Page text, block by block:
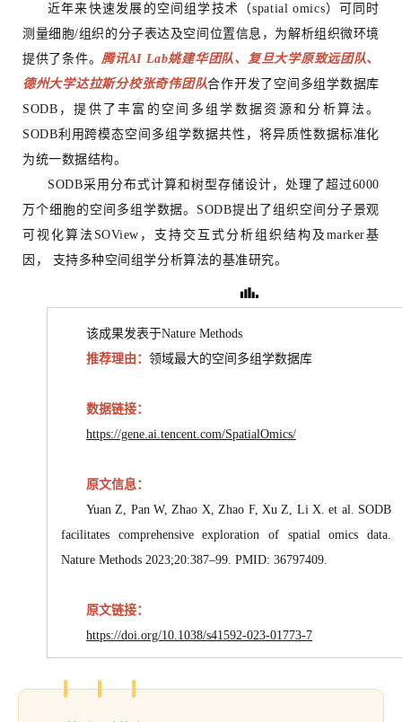
近年来快速发展的空间组学技术（spatial omics）可同时
测量细胞/组织的分子表达及空间位置信息，为解析组织微环境
提供了条件。 腾讯AI Lab姚建华团队、复旦大学原致远团队、
德州大学达拉斯分校张奇伟团队合作开发了空间多组学数据库
SODB，提供了丰富的空间多组学数据资源和分析算法。
SODB利用跨模态空间多组学数据共性，将异质性数据标准化
为统一数据结构。
SODB采用分布式计算和树型存储设计，处理了超过6000
万个细胞的空间多组学数据。SODB提出了组织空间分子景观
可视化算法SOView，支持交互式分析组织结构及marker基
因， 支持多种空间组学分析算法的基准研究。
该成果发表于Nature Methods
推荐理由： 领域最大的空间多组学数据库
数据链接：
https://gene.ai.tencent.com/SpatialOmics/
原文信息：
Yuan Z, Pan W, Zhao X, Zhao F, Xu Z, Li X. et al. SODB
facilitates comprehensive exploration of spatial omics data.
Nature Methods 2023;20:387–99. PMID: 36797409.
原文链接：
https://doi.org/10.1038/s41592-023-01773-7